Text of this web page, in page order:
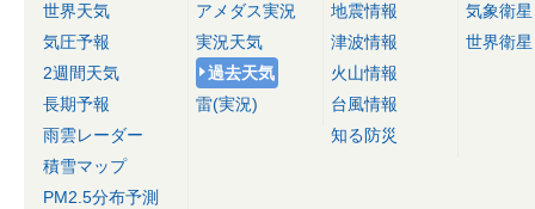
世界天気
気圧予報
2週間天気
長期予報
雨雲レーダー
積雪マップ
PM2.5分布予測
アメダス実況
実況天気
過去天気
雷(実況)
地震情報
津波情報
火山情報
台風情報
知る防災
気象衛星
世界衛星